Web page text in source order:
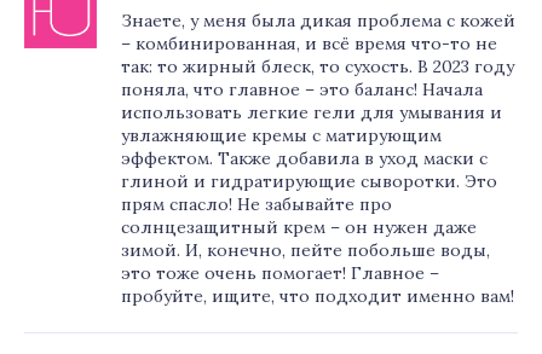
Знаете, у меня была дикая проблема с кожей
– комбинированная, и всё время что-то не
так: то жирный блеск, то сухость. В 2023 году
поняла, что главное – это баланс! Начала
использовать легкие гели для умывания и
увлажняющие кремы с матирующим
эффектом. Также добавила в уход маски с
глиной и гидратирующие сыворотки. Это
прям спасло! Не забывайте про
солнцезащитный крем – он нужен даже
зимой. И, конечно, пейте побольше воды,
это тоже очень помогает! Главное –
пробуйте, ищите, что подходит именно вам!